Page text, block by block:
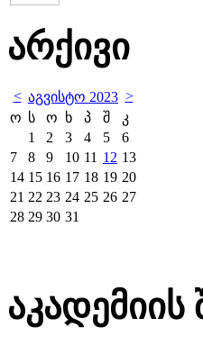
არქივი
< აგვისტო 2023 >
ო ს ო ხ პ შ
კ
1
2 3 4 5
6
7
8 9 10 11 12 13
14 15 16 17 18 19 20
21 22 23 24 25 26 27
28 29 30 31
აკადემიის